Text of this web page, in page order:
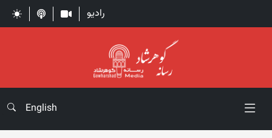
رادیو
English